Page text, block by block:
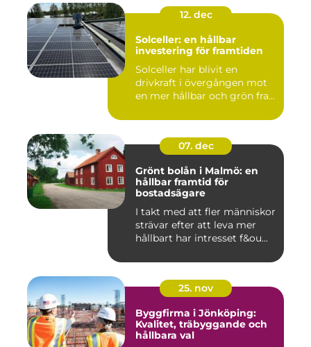
12. dec
Solceller: en hållbar
investering för framtiden
Solceller har blivit en
drivkraft i övergången mot
en mer hållbar och grön fra...
07. dec
Grönt bolån i Malmö: en
hållbar framtid för
bostadsägare
I takt med att fler människor
strävar efter att leva mer
hållbart har intresset f&ou...
25. nov
Byggfirma i Jönköping:
Kvalitet, träbyggande och
hållbara val